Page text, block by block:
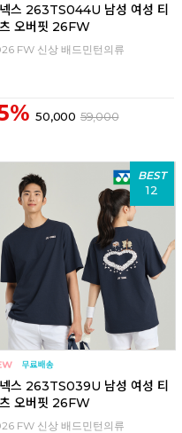
스 263TS044U 남성 여성 티
오버핏 26FW
FW 신상 배드민턴의류
50,000 59,000
BEST
12
스 263TS039U 남성 여성 티
오버핏 26FW
FW 신상 배드민턴의류